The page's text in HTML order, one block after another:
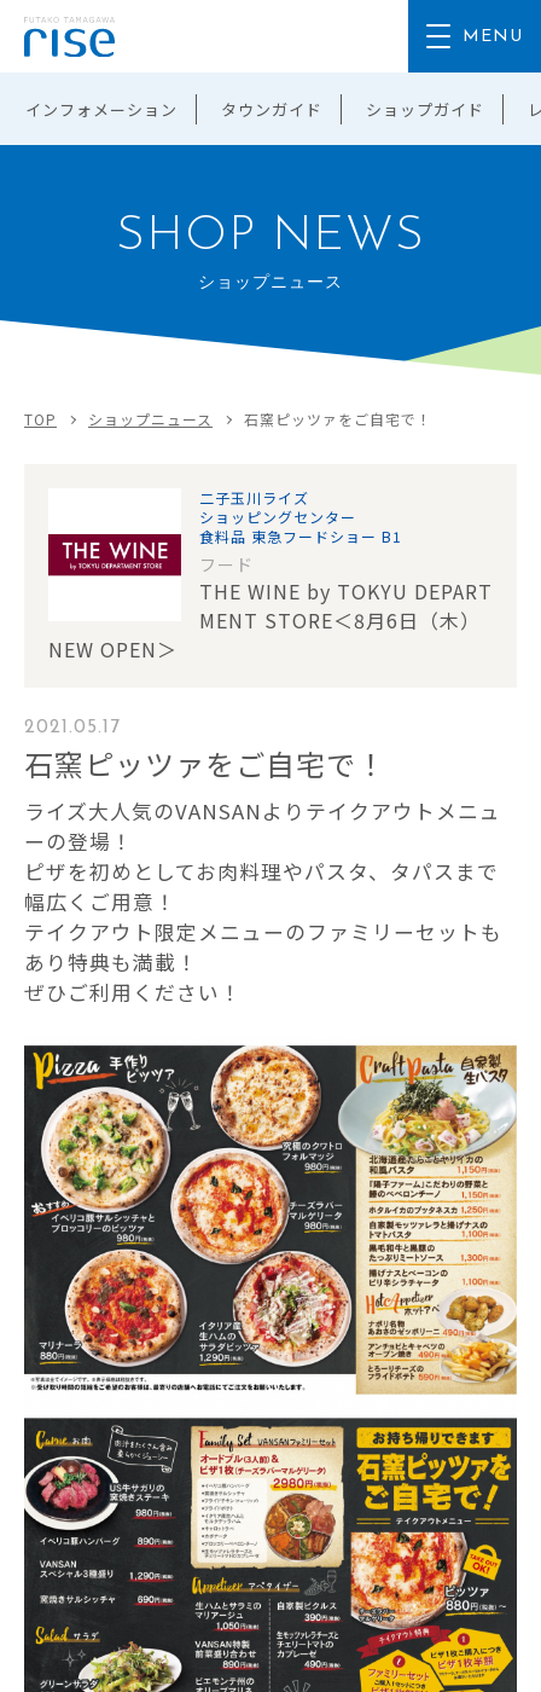
インフォメーション タウンガイド ショップガイド
SHOP NEWS
ショップニュース
TOP ショップニュース 石窯ピッツァをご自宅で！
二子玉川ライズ
ショッピングセンター
食料品 東急フードショー B1
フード
THE WINE by TOKYU DEPART
MENT STORE＜8月6日（木）
NEW OPEN＞
2021.05.17
石窯ピッツァをご自宅で！
ライズ大人気のVANSANよりテイクアウトメニュ
ーの登場！
ピザを初めとしてお肉料理やパスタ、タパスまで
幅広くご用意！
テイクアウト限定メニューのファミリーセットも
あり特典も満載！
ぜひご利用ください！